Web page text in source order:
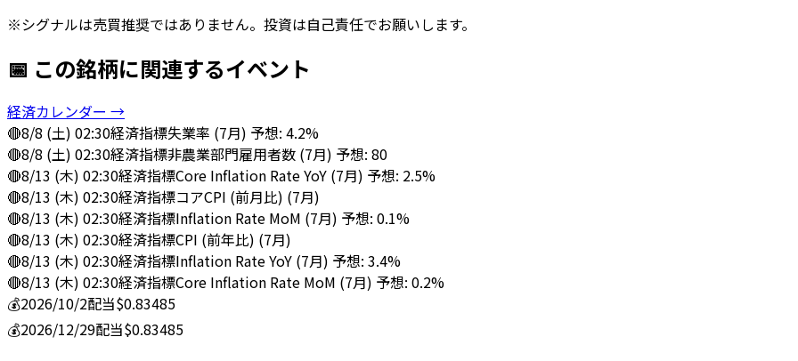
※シグナルは売買推奨ではありません。投資は自己責任でお願いします。
📅 この銘柄に関連するイベント
経済カレンダー →
🔴8/8 (土) 02:30経済指標失業率 (7月) 予想: 4.2%
🔴8/8 (土) 02:30経済指標非農業部門雇用者数 (7月) 予想: 80
🔴8/13 (木) 02:30経済指標Core Inflation Rate YoY (7月) 予想: 2.5%
🔴8/13 (木) 02:30経済指標コアCPI (前月比) (7月)
🔴8/13 (木) 02:30経済指標Inflation Rate MoM (7月) 予想: 0.1%
🔴8/13 (木) 02:30経済指標CPI (前年比) (7月)
🔴8/13 (木) 02:30経済指標Inflation Rate YoY (7月) 予想: 3.4%
🔴8/13 (木) 02:30経済指標Core Inflation Rate MoM (7月) 予想: 0.2%
💰2026/10/2配当$0.83485
💰2026/12/29配当$0.83485